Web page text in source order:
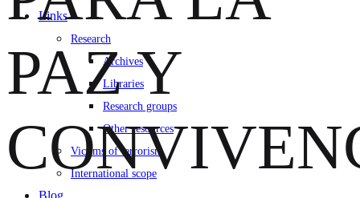
Links
Research
Archives
Libraries
Research groups
Other resources
Victims of terrorism
International scope
Blog
PAZ Y